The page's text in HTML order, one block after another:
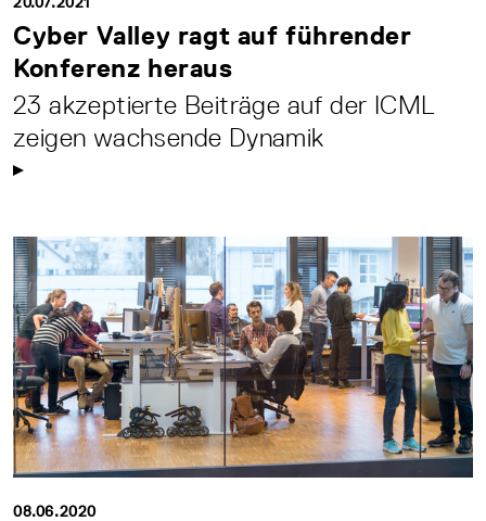
Cyber Valley ragt auf führender
Konferenz heraus
23 akzeptierte Beiträge auf der ICML
zeigen wachsende Dynamik
08.06.2020